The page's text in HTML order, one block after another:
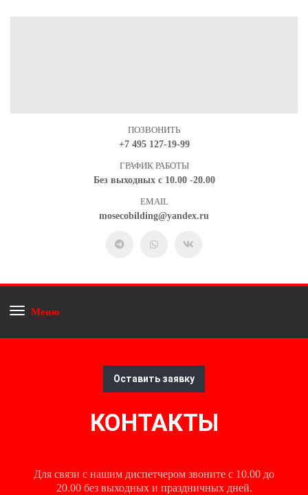
ПОЗВОНИТЬ
+7 495 127-19-99
ГРАФИК РАБОТЫ
Без выходных с 10.00 -20.00
EMAIL
mosecobilding@yandex.ru
Меню
Оставить заявку
КОНТАКТЫ
Для связи с нашим диспетчером звоните с 10.00 до
20.00 без выходных и праздничных дней.